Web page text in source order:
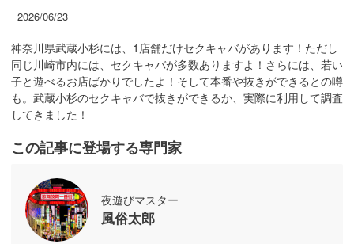
2026/06/23
神奈川県武蔵小杉には、1店舗だけセクキャバがあります！ただし
同じ川崎市内には、セクキャバが多数ありますよ！さらには、若い
子と遊べるお店ばかりでしたよ！そして本番や抜きができるとの噂
も。武蔵小杉のセクキャバで抜きができるか、実際に利用して調査
してきました！
この記事に登場する専門家
夜遊びマスター
風俗太郎